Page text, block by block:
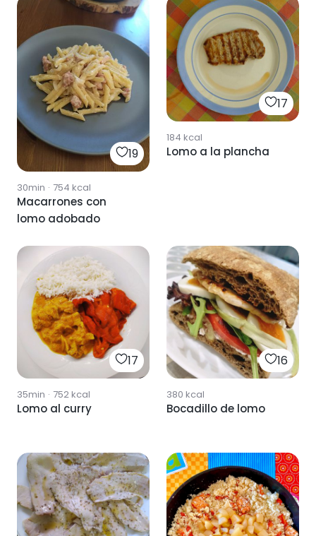
19
30min · 754 kcal
Macarrones con
lomo adobado
17
184 kcal
Lomo a la plancha
17
35min · 752kcal
Lomo al curry
16
380 kcal
Bocadillo de lomo